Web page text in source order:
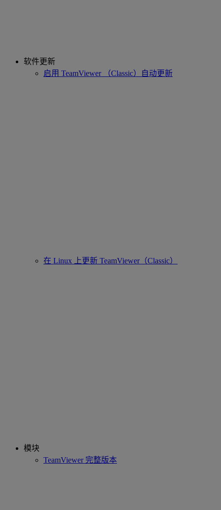
软件更新
启用 TeamViewer （Classic）自动更新
在 Linux 上更新 TeamViewer（Classic）
模块
TeamViewer 完整版本